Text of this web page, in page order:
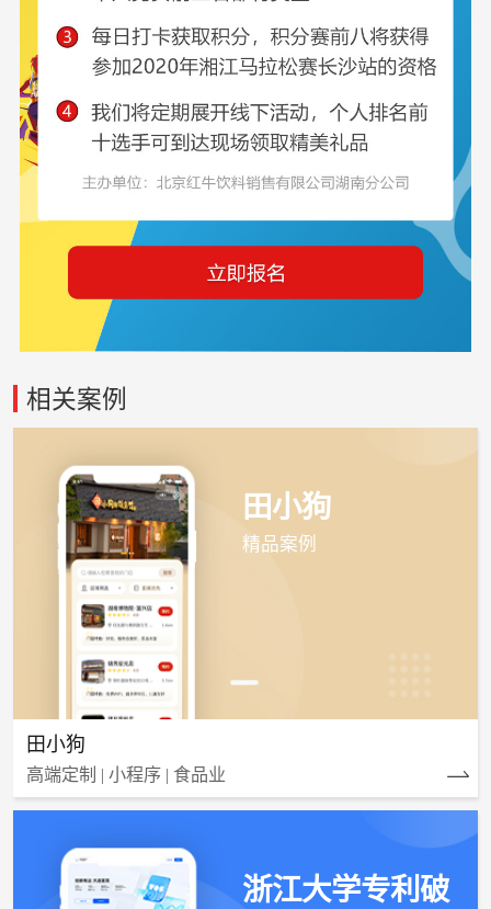
相关案例
田小狗
精品案例
田小狗
高端定制 | 小程序 | 食品业
浙江大学专利破